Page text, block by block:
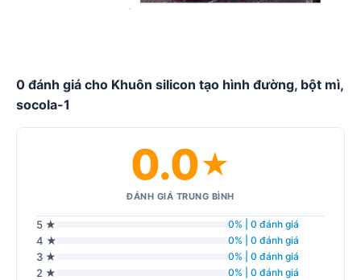
0 đánh giá cho Khuôn silicon tạo hình đường, bột mì,
socola-1
0.0★
ĐÁNH GIÁ TRUNG BÌNH
5 ★ 0% | 0 đánh giá
4 ★ 0% | 0 đánh giá
3 ★ 0% | 0 đánh giá
2 ★ 0% | 0 đánh giá